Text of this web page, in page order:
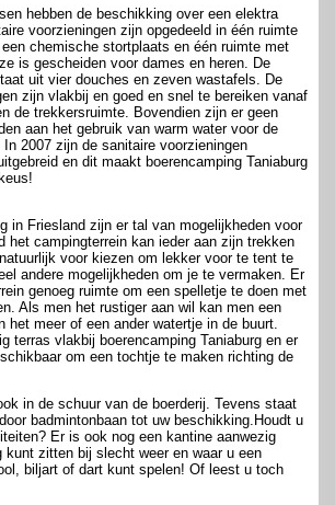
hebben de beschikking over een elektra
voorzieningen zijn opgedeeld in één ruimte
chemische stortplaats en één ruimte met
is gescheiden voor dames en heren. De
uit vier douches en zeven wastafels. De
zijn vlakbij en goed en snel te bereiken vanaf
de trekkersruimte. Bovendien zijn er geen
aan het gebruik van warm water voor de
2007 zijn de sanitaire voorzieningen
en dit maakt boerencamping Taniaburg
in Friesland zijn er tal van mogelijkheden voor
het campingterrein kan ieder aan zijn trekken
voor kiezen om lekker voor te tent te
andere mogelijkheden om je te vermaken. Er
genoeg ruimte om een spelletje te doen met
Als men het rustiger aan wil kan men een
het meer of een ander watertje in de buurt.
terras vlakbij boerencamping Taniaburg en er
om een tochtje te maken richting de
in de schuur van de boerderij. Tevens staat
badmintonbaan tot uw beschikking.Houdt u
Er is ook nog een kantine aanwezig
kunt zitten bij slecht weer en waar u een
biljart of dart kunt spelen! Of leest u toch